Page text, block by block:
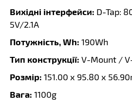
Вихідні інтерфейси: D-Tap:
5V/2.1A
Потужність, Wh: 190Wh
Тип конструкції: V-Mount /
Розмір: 151.00 x 95.80 x
Вага: 1100g